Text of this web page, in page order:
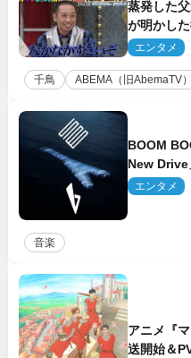
蒸発した
が明かし
エンタメ
千鳥 ABEMA（旧AbemaTV）
BOOM
New Drive
エンタメ
音楽
アニメ『
送開始＆